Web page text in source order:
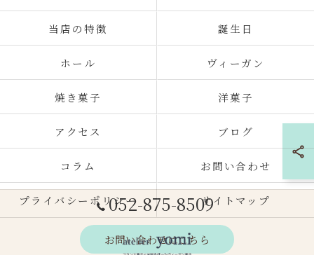
052-875-8509
お問い合わせはこちら
当店の特徴 誕生日
ホール ヴィーガン
焼き菓子 洋菓子
アクセス ブログ
コラム お問い合わせ
プライバシーポリシー サイトマップ